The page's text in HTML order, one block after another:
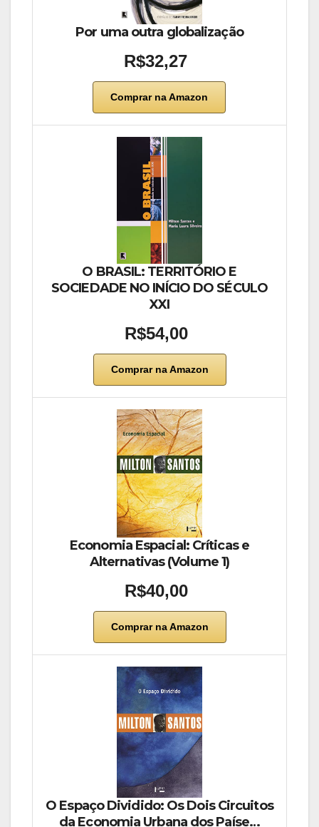
Por uma outra globalização
R$32,27
Comprar na Amazon
O BRASIL: TERRITÓRIO E
SOCIEDADE NO INÍCIO DO SÉCULO
XXI
R$54,00
Comprar na Amazon
Economia Espacial: Críticas e
Alternativas (Volume 1)
R$40,00
Comprar na Amazon
O Espaço Dividido: Os Dois Circuitos
da Economia Urbana dos Paíse…